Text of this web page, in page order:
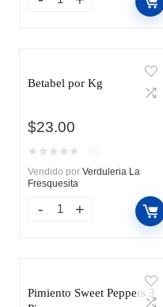
Betabel por Kg
$23.00
★ ★ ★ ★ ★
Vendido por Verduleria La
Fresquesita
Pimiento Sweet Peppers 3